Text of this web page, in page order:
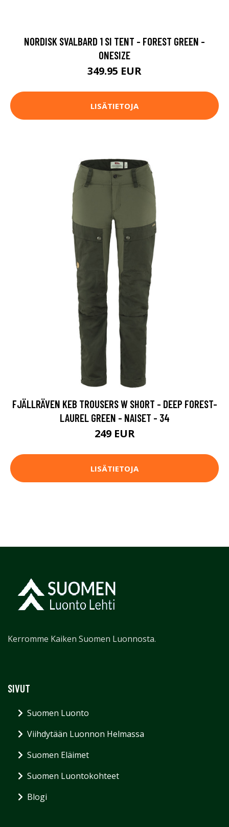
NORDISK SVALBARD 1 SI TENT - FOREST GREEN -
ONESIZE
349.95 EUR
LISÄTIETOJA
FJÄLLRÄVEN KEB TROUSERS W SHORT - DEEP FOREST-
LAUREL GREEN - NAISET - 34
249 EUR
LISÄTIETOJA
Kerromme Kaiken Suomen Luonnosta.
SIVUT
Suomen Luonto
Viihdytään Luonnon Helmassa
Suomen Eläimet
Suomen Luontokohteet
Blogi